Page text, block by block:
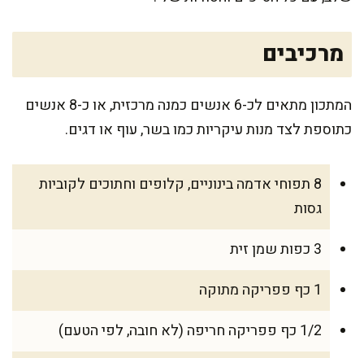
מרכיבים
המתכון מתאים לכ-6 אנשים כמנה מרכזית, או כ-8 אנשים
כתוספת לצד מנות עיקריות כמו בשר, עוף או דגים.
8 תפוחי אדמה בינוניים, קלופים וחתוכים לקוביות
גסות
3 כפות שמן זית
1 כף פפריקה מתוקה
1/2 כף פפריקה חריפה (לא חובה, לפי הטעם)